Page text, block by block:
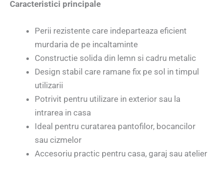
Caracteristici principale
Perii rezistente care indeparteaza eficient
murdaria de pe incaltaminte
Constructie solida din lemn si cadru metalic
Design stabil care ramane fix pe sol in timpul
utilizarii
Potrivit pentru utilizare in exterior sau la
intrarea in casa
Ideal pentru curatarea pantofilor, bocancilor
sau cizmelor
Accesoriu practic pentru casa, garaj sau atelier